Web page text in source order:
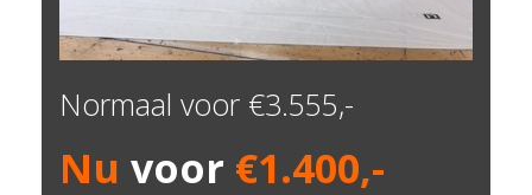
Normaal voor €3.555,-
Nu voor €1.400,-